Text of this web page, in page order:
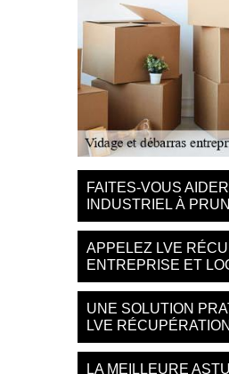
FAITES-VOUS
INDUSTRIEL À
APPELEZ LVE
ENTREPRISE ET
UNE SOLUTION
LVE RÉCUPÉRATION
LA MEILLEURE